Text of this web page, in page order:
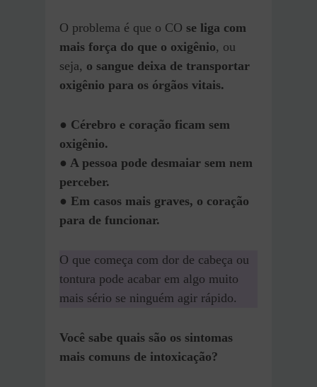
O problema é que o CO se liga com
mais força do que o oxigênio, ou
seja, o sangue deixa de transportar
oxigênio para os órgãos vitais.
● Cérebro e coração ficam sem
oxigênio.
● A pessoa pode desmaiar sem nem
perceber.
● Em casos mais graves, o coração
para de funcionar.
O que começa com dor de cabeça ou
tontura pode acabar em algo muito
mais sério se ninguém agir rápido.
Você sabe quais são os sintomas
mais comuns de intoxicação?